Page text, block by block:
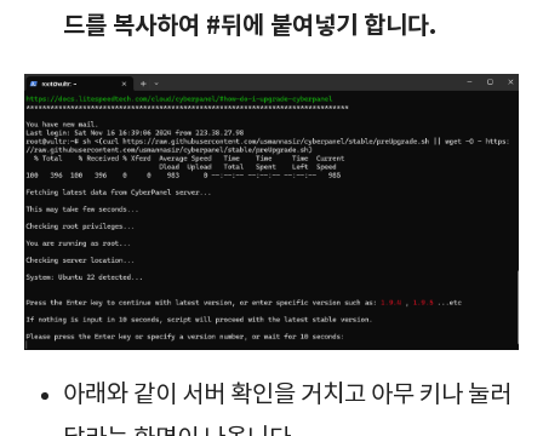
드를 복사하여 #뒤에 붙여넣기 합니다.
아래와 같이 서버 확인을 거치고 아무 키나 눌러